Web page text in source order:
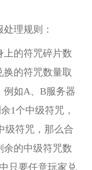
理规则：
的符咒碎片数
的符咒数量取
例如A、B服务器
1个中级符咒，
级符咒，那么合
余的中级符咒数
只要任意玩家兑